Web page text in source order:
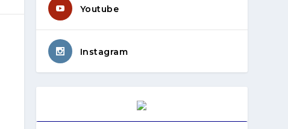
Youtube
Instagram